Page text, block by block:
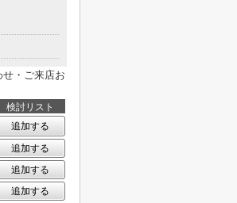
・ご来店お
検討リスト
追加する
追加する
追加する
追加する